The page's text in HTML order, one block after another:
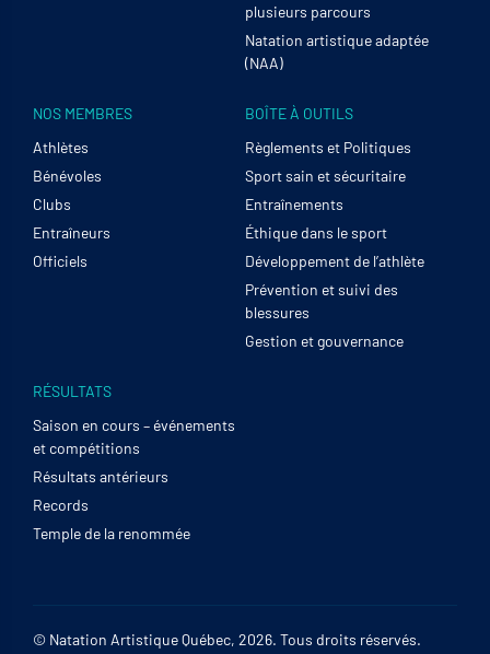
plusieurs parcours
Natation artistique adaptée
(NAA)
NOS MEMBRES
Athlètes
Bénévoles
Clubs
Entraîneurs
Officiels
BOÎTE À OUTILS
Règlements et Politiques
Sport sain et sécuritaire
Entraînements
Éthique dans le sport
Développement de l’athlète
Prévention et suivi des
blessures
Gestion et gouvernance
RÉSULTATS
Saison en cours – événements
et compétitions
Résultats antérieurs
Records
Temple de la renommée
© Natation Artistique Québec, 2026. Tous droits réservés.